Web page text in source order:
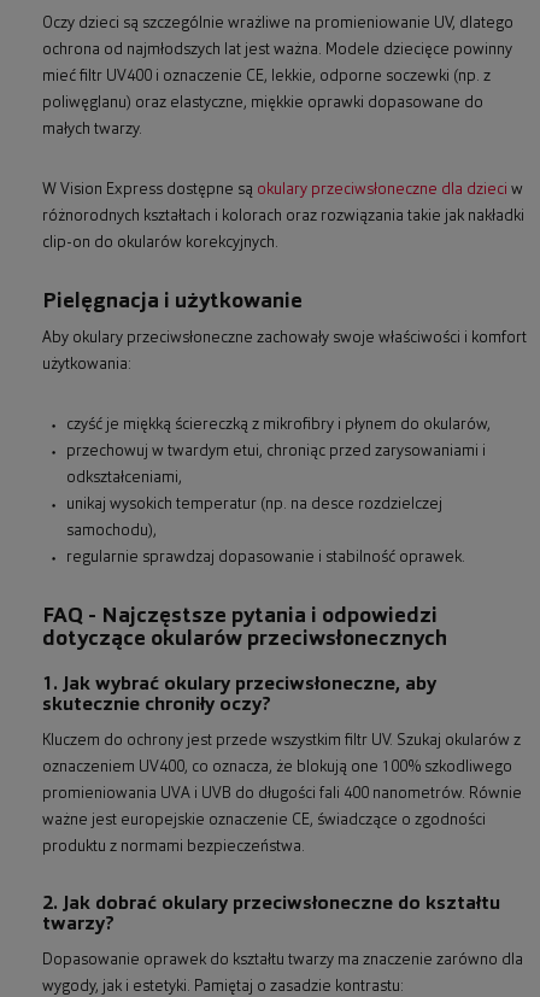
Oczy dzieci są szczególnie wrażliwe na promieniowanie UV, dlatego
ochrona od najmłodszych lat jest ważna. Modele dziecięce powinny
mieć filtr UV400 i oznaczenie CE, lekkie, odporne soczewki (np. z
poliwęglanu) oraz elastyczne, miękkie oprawki dopasowane do
małych twarzy.
W Vision Express dostępne są okulary przeciwsłoneczne dla dzieci w
różnorodnych kształtach i kolorach oraz rozwiązania takie jak nakładki
clip-on do okularów korekcyjnych.
Pielęgnacja i użytkowanie
Aby okulary przeciwsłoneczne zachowały swoje właściwości i komfort
użytkowania:
czyść je miękką ściereczką z mikrofibry i płynem do okularów,
przechowuj w twardym etui, chroniąc przed zarysowaniami i
odkształceniami,
unikaj wysokich temperatur (np. na desce rozdzielczej
samochodu),
regularnie sprawdzaj dopasowanie i stabilność oprawek.
FAQ - Najczęstsze pytania i odpowiedzi
dotyczące okularów przeciwsłonecznych
1. Jak wybrać okulary przeciwsłoneczne, aby
skutecznie chroniły oczy?
Kluczem do ochrony jest przede wszystkim filtr UV. Szukaj okularów z
oznaczeniem UV400, co oznacza, że blokują one 100% szkodliwego
promieniowania UVA i UVB do długości fali 400 nanometrów. Równie
ważne jest europejskie oznaczenie CE, świadczące o zgodności
produktu z normami bezpieczeństwa.
2. Jak dobrać okulary przeciwsłoneczne do kształtu
twarzy?
Dopasowanie oprawek do kształtu twarzy ma znaczenie zarówno dla
wygody, jak i estetyki. Pamiętaj o zasadzie kontrastu: